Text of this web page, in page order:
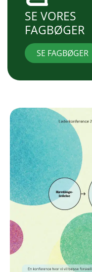
SE VORES
FAGBØGER
SE FAGBØGER